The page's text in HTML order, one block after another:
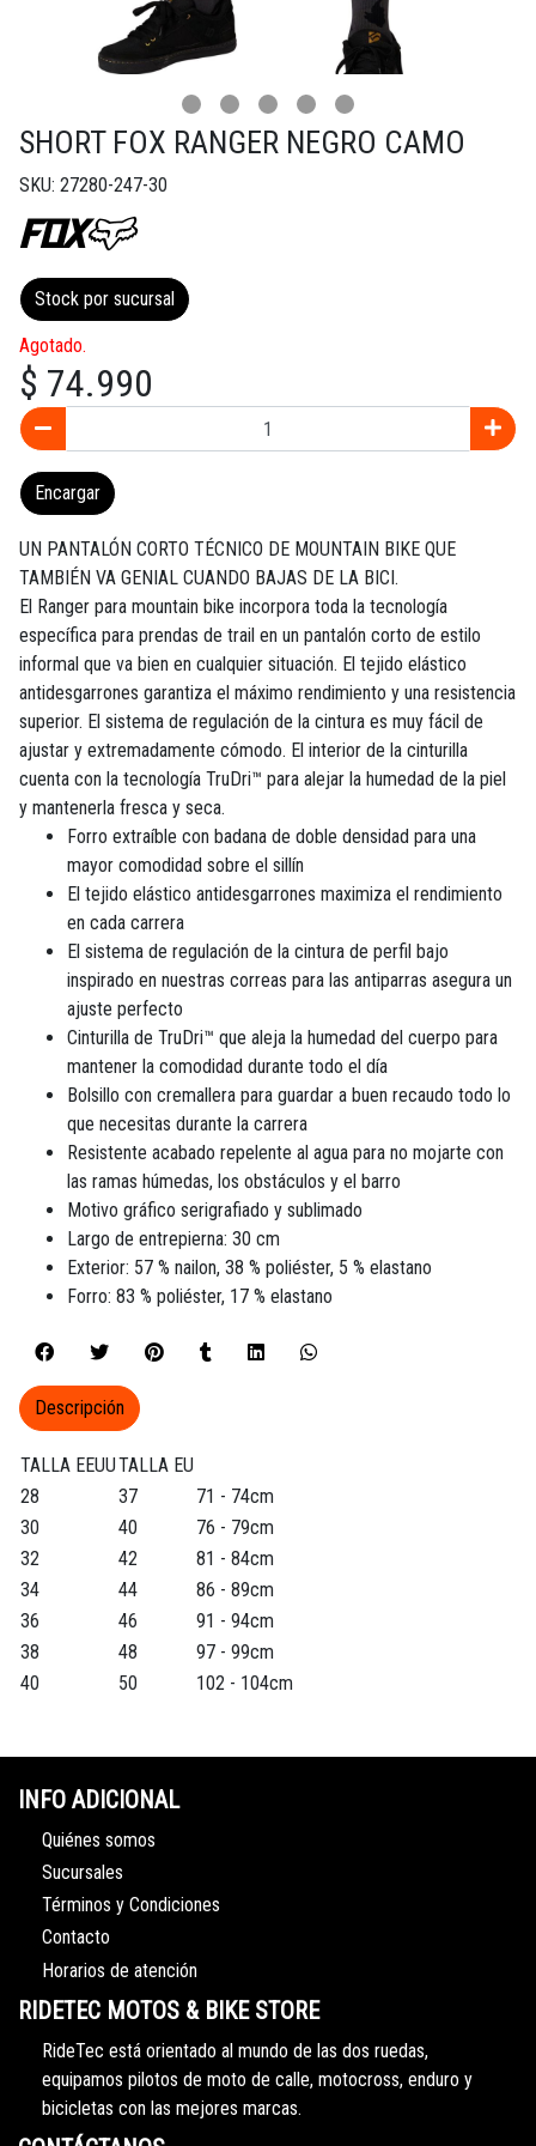
SHORT FOX RANGER NEGRO CAMO
SKU: 27280-247-30
Stock por sucursal
Agotado.
$ 74.990
Encargar
UN PANTALÓN CORTO TÉCNICO DE MOUNTAIN BIKE QUE
TAMBIÉN VA GENIAL CUANDO BAJAS DE LA BICI.
El Ranger para mountain bike incorpora toda la tecnología
específica para prendas de trail en un pantalón corto de estilo
informal que va bien en cualquier situación. El tejido elástico
antidesgarrones garantiza el máximo rendimiento y una resistencia
superior. El sistema de regulación de la cintura es muy fácil de
ajustar y extremadamente cómodo. El interior de la cinturilla
cuenta con la tecnología TruDri™ para alejar la humedad de la piel
y mantenerla fresca y seca.
Forro extraíble con badana de doble densidad para una
mayor comodidad sobre el sillín
El tejido elástico antidesgarrones maximiza el rendimiento
en cada carrera
El sistema de regulación de la cintura de perfil bajo
inspirado en nuestras correas para las antiparras asegura un
ajuste perfecto
Cinturilla de TruDri™ que aleja la humedad del cuerpo para
mantener la comodidad durante todo el día
Bolsillo con cremallera para guardar a buen recaudo todo lo
que necesitas durante la carrera
Resistente acabado repelente al agua para no mojarte con
las ramas húmedas, los obstáculos y el barro
Motivo gráfico serigrafiado y sublimado
Largo de entrepierna: 30 cm
Exterior: 57 % nailon, 38 % poliéster, 5 % elastano
Forro: 83 % poliéster, 17 % elastano
TALLA EEUUTALLA EU
28
37
71 - 74cm
30
40
76 - 79cm
32
42
81 - 84cm
34
44
86 - 89cm
36
46
91 - 94cm
38
48
97 - 99cm
40
50 102 - 104cm
Descripción
INFO ADICIONAL
Quiénes somos
Sucursales
Términos y Condiciones
Contacto
Horarios de atención
RIDETEC MOTOS & BIKE STORE
RideTec está orientado al mundo de las dos ruedas,
equipamos pilotos de moto de calle, motocross, enduro y
bicicletas con las mejores marcas.